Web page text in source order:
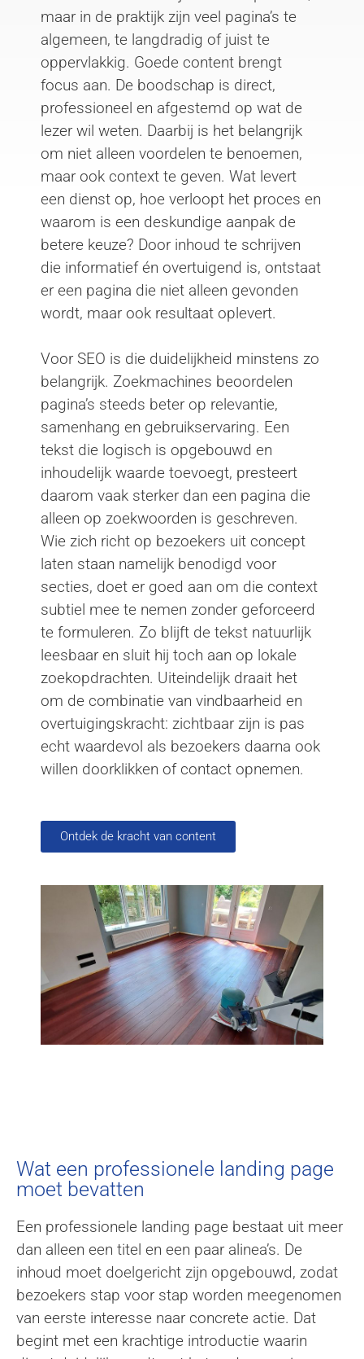
maar in de praktijk zijn veel pagina’s te
algemeen, te langdradig of juist te
oppervlakkig. Goede content brengt
focus aan. De boodschap is direct,
professioneel en afgestemd op wat de
lezer wil weten. Daarbij is het belangrijk
om niet alleen voordelen te benoemen,
maar ook context te geven. Wat levert
een dienst op, hoe verloopt het proces en
waarom is een deskundige aanpak de
betere keuze? Door inhoud te schrijven
die informatief én overtuigend is, ontstaat
er een pagina die niet alleen gevonden
wordt, maar ook resultaat oplevert.
Voor SEO is die duidelijkheid minstens zo
belangrijk. Zoekmachines beoordelen
pagina’s steeds beter op relevantie,
samenhang en gebruikservaring. Een
tekst die logisch is opgebouwd en
inhoudelijk waarde toevoegt, presteert
daarom vaak sterker dan een pagina die
alleen op zoekwoorden is geschreven.
Wie zich richt op bezoekers uit concept
laten staan namelijk benodigd voor
secties, doet er goed aan om die context
subtiel mee te nemen zonder geforceerd
te formuleren. Zo blijft de tekst natuurlijk
leesbaar en sluit hij toch aan op lokale
zoekopdrachten. Uiteindelijk draait het
om de combinatie van vindbaarheid en
overtuigingskracht: zichtbaar zijn is pas
echt waardevol als bezoekers daarna ook
willen doorklikken of contact opnemen.
Ontdek de kracht van content
Wat een professionele landing page
moet bevatten
Een professionele landing page bestaat uit meer
dan alleen een titel en een paar alinea’s. De
inhoud moet doelgericht zijn opgebouwd, zodat
bezoekers stap voor stap worden meegenomen
van eerste interesse naar concrete actie. Dat
begint met een krachtige introductie waarin